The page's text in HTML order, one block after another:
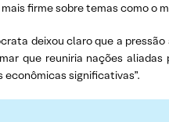
firme sobre temas como o
deixou claro que a
que reuniria nações
significativas”.